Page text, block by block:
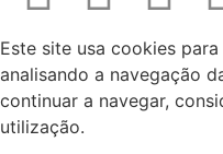
Este site usa cookies
analisando a navegação
continuar a navegar,
utilização.